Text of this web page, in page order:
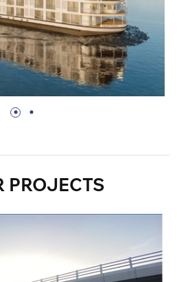
PROJECTS